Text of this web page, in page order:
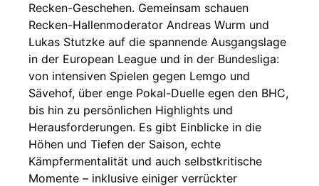
Recken-Geschehen. Gemeinsam schauen
Recken-Hallenmoderator Andreas Wurm und
Lukas Stutzke auf die spannende Ausgangslage
in der European League und in der Bundesliga:
von intensiven Spielen gegen Lemgo und
Sävehof, über enge Pokal-Duelle egen den BHC,
bis hin zu persönlichen Highlights und
Herausforderungen. Es gibt Einblicke in die
Höhen und Tiefen der Saison, echte
Kämpfermentalität und auch selbstkritische
Momente – inklusive einiger verrückter